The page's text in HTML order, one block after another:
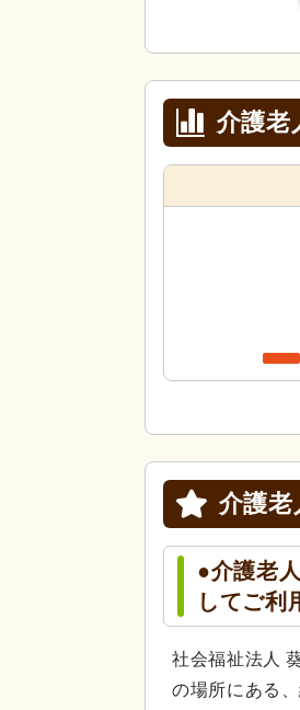
介護老
介護老
●介護老
してご利
社会福祉法人
の場所にある